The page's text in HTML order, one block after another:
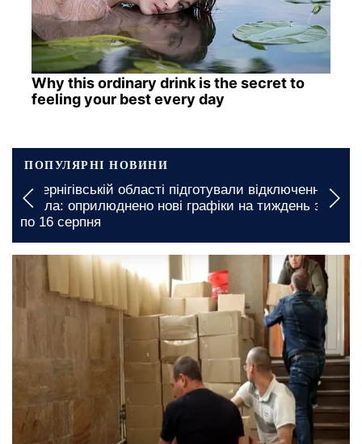
Why this ordinary drink is the secret to
feeling your best every day
ПОПУЛЯРНІ НОВИНИ
підготували відключення
графіки на тиждень з 10
Підвищення тарифів на
Одеській області:
сьогодні, 06:00